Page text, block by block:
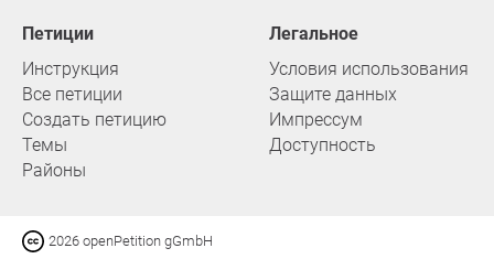
Петиции
Инструкция
Все петиции
Создать петицию
Темы
Районы
Легальное
Условия использования
Защите данных
Импрессум
Доступность
2026 openPetition gGmbH